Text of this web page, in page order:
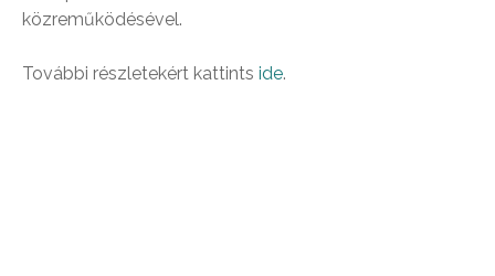
közreműködésével.
További részletekért kattints ide.